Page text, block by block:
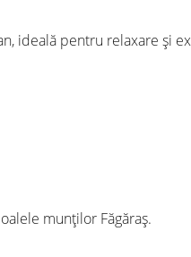
ideală pentru relaxare și
munților Făgăraș.